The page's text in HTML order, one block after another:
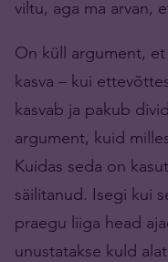
viltu, aga ma arvan,
On küll argument,
kasva – kui
kasvab ja pakub
argument, kuid
Kuidas seda on
säilitanud. Isegi kui
praegu liiga head
unustatakse kuld